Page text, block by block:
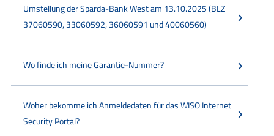
Umstellung der Sparda-Bank West am 13.10.2025 (BLZ
37060590, 33060592, 36060591 und 40060560)
Wo finde ich meine Garantie-Nummer?
Woher bekomme ich Anmeldedaten für das WISO Internet
Security Portal?